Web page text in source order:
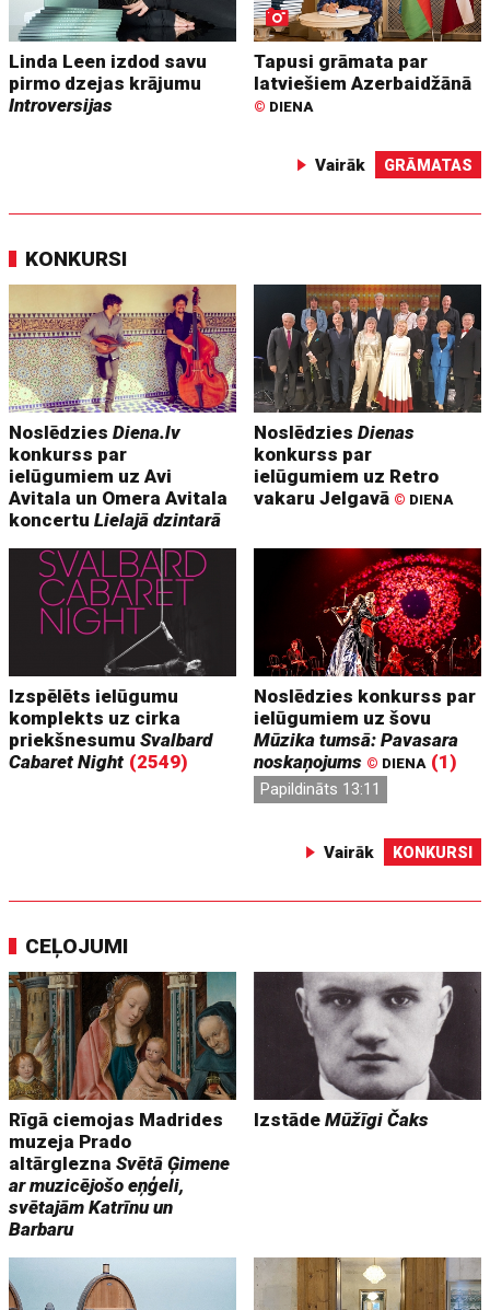
Linda Leen izdod savu
pirmo dzejas krājumu
Introversijas
Tapusi grāmata par
latviešiem Azerbaidžānā
© DIENA
Vairāk GRĀMATAS
KONKURSI
NoslēdziesDiena.lv
konkurss par
ielūgumiem uz Avi
Avitala un Omera Avitala
koncertuLielajā dzintarā
NoslēdziesDienas
konkurss par
ielūgumiem uz Retro
vakaru Jelgavā © DIENA
Izspēlēts ielūgumu
komplekts uz cirka
priekšnesumuSvalbard
Cabaret Night (2549)
Noslēdzies konkurss par
ielūgumiem uz šovu
Mūzika tumsā: Pavasara
noskaņojums © DIENA (1)
Papildināts 13:11
Vairāk KONKURSI
CEĻOJUMI
Rīgā ciemojas Madrides
muzeja Prado
altārgleznaSvētā Ģimene
ar muzicējošo eņģeli,
svētajām Katrīnu un
Barbaru
IzstādeMūžīgi Čaks